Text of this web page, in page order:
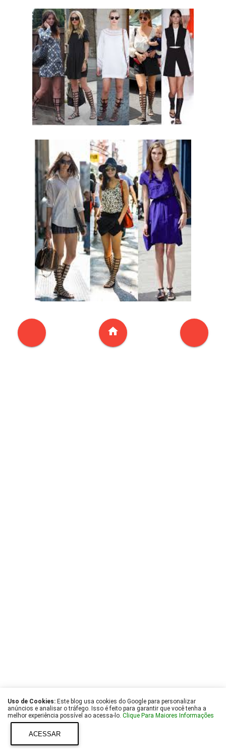
Copyright ©
Uso de Cookies: Este blog usa cookies do Google para personalizar
anúncios e analisar o tráfego. Isso é feito para garantir que você tenha a
melhor experiência possível ao acessa-lo. Clique Para Maiores Informações
ACESSAR